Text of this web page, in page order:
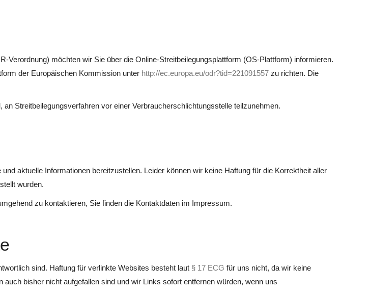
Verordnung) möchten wir Sie über die Online-Streitbeilegungsplattform (OS-Plattform) informieren.
der Europäischen Kommission unter http://ec.europa.eu/odr?tid=221091557 zu richten. Die
Streitbeilegungsverfahren vor einer Verbraucherschlichtungsstelle teilzunehmen.
aktuelle Informationen bereitzustellen. Leider können wir keine Haftung für die Korrektheit aller
wurden.
zu kontaktieren, Sie finden die Kontaktdaten im Impressum.
sind. Haftung für verlinkte Websites besteht laut § 17 ECG für uns nicht, da wir keine
bisher nicht aufgefallen sind und wir Links sofort entfernen würden, wenn uns